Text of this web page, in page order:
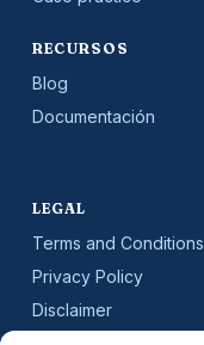
RECURSOS
Blog
Documentación
LEGAL
Terms and Conditions
Privacy Policy
Disclaimer